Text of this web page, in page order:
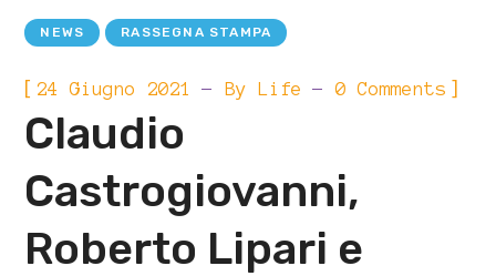
NEWS RASSEGNA STAMPA
[24 Giugno 2021 ByLife 0 Comments ]
Claudio
Castrogiovanni,
Roberto Lipari e